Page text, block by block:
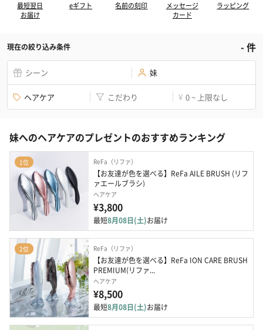
最短翌日
お届け
eギフト 名前の刻印
メッセージ
カード
ラッピング
現在の絞り込み条件 -件
シーン 妹
ヘアケア こだわり ¥ 0 ~ 上限なし
妹へのヘアケアのプレゼントのおすすめランキング
1位 ReFa（リファ）
【お友達が色を選べる】ReFa AILE BRUSH (リフ
ァエールブラシ)
ヘアケア
¥3,800
最短8月08日(土)お届け
2位 ReFa（リファ）
【お友達が色を選べる】ReFa ION CARE BRUSH
PREMIUM(リファ...
ヘアケア
¥8,500
最短8月08日(土)お届け